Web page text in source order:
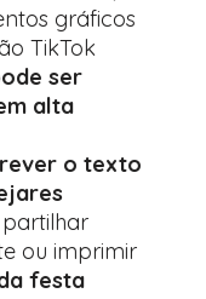
gráficos
TikTok
ser
alta
o texto
ou imprimir
festa